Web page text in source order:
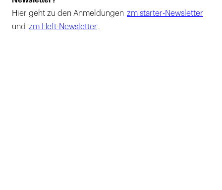
Hier geht zu den Anmeldungen zm starter-Newsletter
und zm Heft-Newsletter .